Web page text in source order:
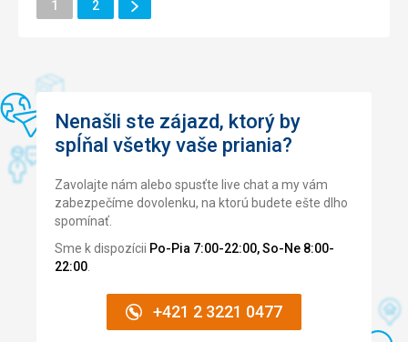
Personál vstřícný a ochotný pomoct
Okolie
Cena
Stránka
1 Stránka
2
Ďalšie
Stránka
Nenašli ste zájazd, ktorý by
spĺňal všetky vaše priania?
Zavolajte nám alebo spusťte live chat a my vám
zabezpečíme dovolenku, na ktorú budete ešte dlho
spomínať.
Sme k dispozícii Po-Pia 7:00-22:00, So-Ne 8:00-
22:00.
+421 2 3221 0477